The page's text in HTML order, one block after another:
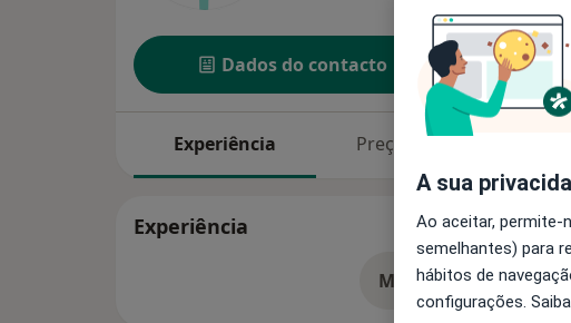
Dados do contacto
Experiência Preços
Experiência
Mostrar maissobre a
A sua
Ao aceitar, permite-
semelhantes) para
hábitos de
configurações.